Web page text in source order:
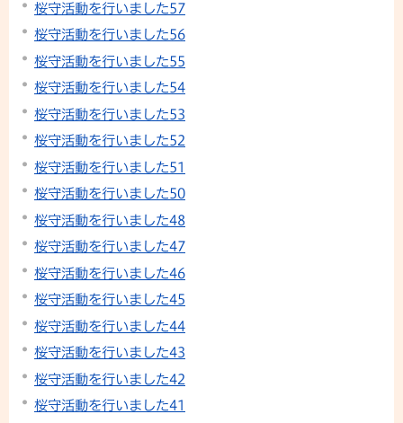
桜守活動を行いました57
桜守活動を行いました56
桜守活動を行いました55
桜守活動を行いました54
桜守活動を行いました53
桜守活動を行いました52
桜守活動を行いました51
桜守活動を行いました50
桜守活動を行いました48
桜守活動を行いました47
桜守活動を行いました46
桜守活動を行いました45
桜守活動を行いました44
桜守活動を行いました43
桜守活動を行いました42
桜守活動を行いました41